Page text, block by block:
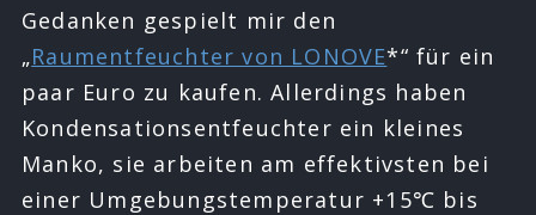
Gedanken gespielt mir den
„Raumentfeuchter von LONOVE*“ für ein
paar Euro zu kaufen. Allerdings haben
Kondensationsentfeuchter ein kleines
Manko, sie arbeiten am effektivsten bei
einer Umgebungstemperatur +15℃ bis